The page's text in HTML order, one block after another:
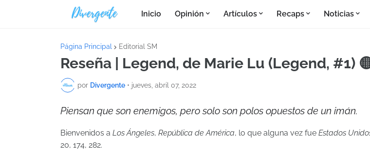
Inicio Opinión Artículos Recaps Noticias
Página Principal Editorial SM
Reseña | Legend, de Marie Lu (Legend, #1)
por Divergente • jueves, abril 07, 2022
Piensan que son enemigos, pero solo son polos opuestos de un imán.
Bienvenidos a Los Ángeles, República de América, lo que alguna vez fue Estados
20, 174, 282.